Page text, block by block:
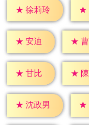
★ 徐莉玲 ★
★ 安迪 ★
★ 甘比 ★
★ 沈政男 ★